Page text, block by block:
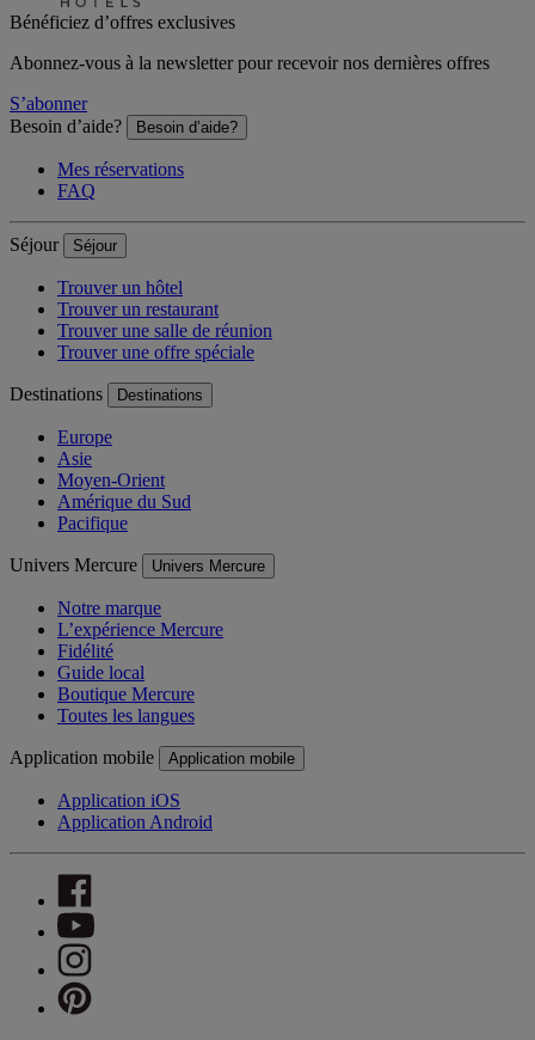
Bénéficiez d’offres exclusives
Abonnez-vous à la newsletter pour recevoir nos dernières offres
S’abonner
Besoin d’aide?
Besoin d’aide?
Mes réservations
FAQ
Séjour Séjour
Trouver un hôtel
Trouver un restaurant
Trouver une salle de réunion
Trouver une offre spéciale
Destinations Destinations
Europe
Asie
Moyen-Orient
Amérique du Sud
Pacifique
Univers Mercure Univers Mercure
Notre marque
L’expérience Mercure
Fidélité
Guide local
Boutique Mercure
Toutes les langues
Application mobile Application mobile
Application iOS
Application Android